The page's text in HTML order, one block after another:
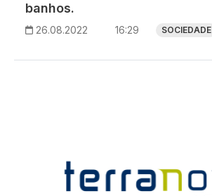
banhos.
26.08.2022 16:29 SOCIEDADE